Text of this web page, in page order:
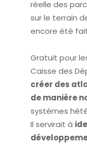
réelle des
sur le terrain
encore été
Gratuit pour
Caisse des
créer des
de manière
systèmes
Il servirait à